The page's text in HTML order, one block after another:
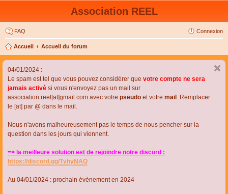
Association REEL
FAQ Connexion
Accueil Accueil du forum
04/01/2024 :
Le spam est tel que vous pouvez considérer que votre compte ne sera
jamais activé si vous n'envoyez pas un mail sur
association.reel[at]gmail.com avec votre pseudo et votre mail . Remplacer
le [at] par @ dans le mail.
Nous n'avons malheureusement pas le temps de nous pencher sur la
question dans les jours qui viennent.
=> la meilleure solution est de rejoindre notre discord :
https://discord.gg/TvhyNAQ
Au 04/01/2024 : prochain évènement en 2024